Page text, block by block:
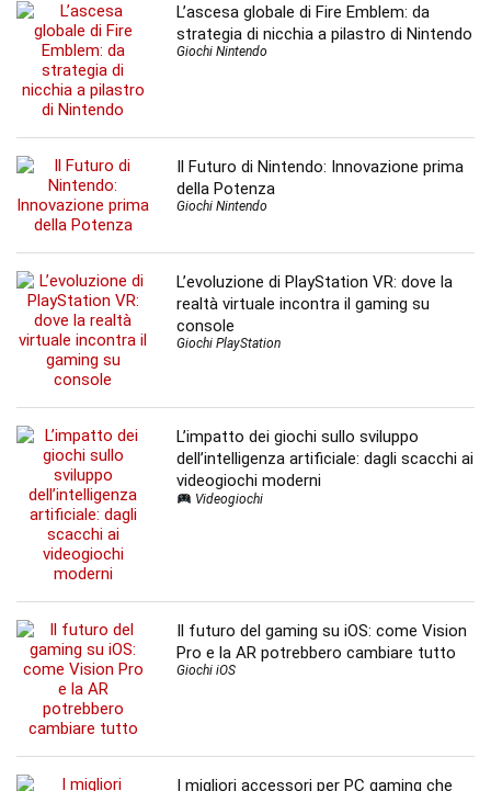
L’ascesa globale di Fire Emblem: da
strategia di nicchia a pilastro di Nintendo
Giochi Nintendo
Il Futuro di Nintendo: Innovazione prima
della Potenza
Giochi Nintendo
L’evoluzione di PlayStation VR: dove la
realtà virtuale incontra il gaming su
console
Giochi PlayStation
L’impatto dei giochi sullo sviluppo
dell’intelligenza artificiale: dagli scacchi ai
videogiochi moderni
Videogiochi
Il futuro del gaming su iOS: come Vision
Pro e la AR potrebbero cambiare tutto
Giochi iOS
I migliori accessori per PC gaming che